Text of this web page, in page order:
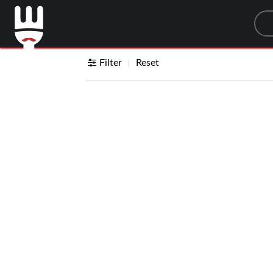
Filter Reset